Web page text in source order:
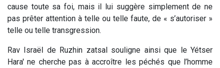
cause toute sa foi, mais il lui suggère simplement de ne
pas prêter attention à telle ou telle faute, de « s’autoriser »
telle ou telle transgression.
Rav Israël de Ruzhin zatsal souligne ainsi que le Yétser
Hara' ne cherche pas à accroître les péchés que l’homme